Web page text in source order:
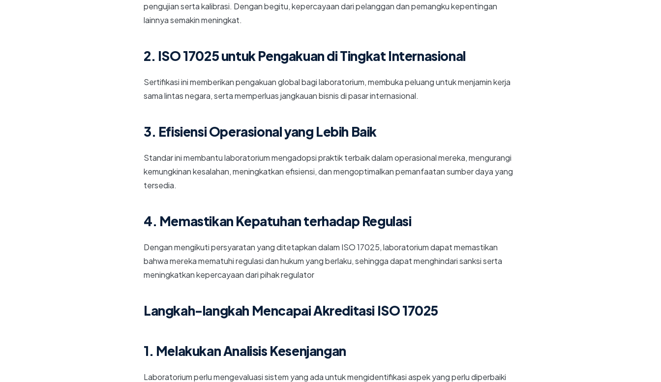
pengujian serta kalibrasi. Dengan begitu, kepercayaan dari pelanggan dan pemangku kepentingan
lainnya semakin meningkat.
2. ISO 17025 untuk Pengakuan di Tingkat Internasional
Sertifikasi ini memberikan pengakuan global bagi laboratorium, membuka peluang untuk menjamin kerja
sama lintas negara, serta memperluas jangkauan bisnis di pasar internasional.
3. Efisiensi Operasional yang Lebih Baik
Standar ini membantu laboratorium mengadopsi praktik terbaik dalam operasional mereka, mengurangi
kemungkinan kesalahan, meningkatkan efisiensi, dan mengoptimalkan pemanfaatan sumber daya yang
tersedia.
4. Memastikan Kepatuhan terhadap Regulasi
Dengan mengikuti persyaratan yang ditetapkan dalam ISO 17025, laboratorium dapat memastikan
bahwa mereka mematuhi regulasi dan hukum yang berlaku, sehingga dapat menghindari sanksi serta
meningkatkan kepercayaan dari pihak regulator
Langkah-langkah Mencapai Akreditasi ISO 17025
1. Melakukan Analisis Kesenjangan
Laboratorium perlu mengevaluasi sistem yang ada untuk mengidentifikasi aspek yang perlu diperbaiki